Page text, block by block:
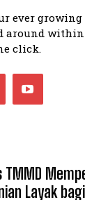
ever
around
click.
TMMD
Layak